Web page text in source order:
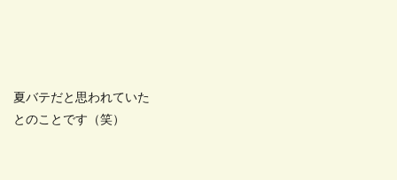
夏バテだと思われていた
とのことです（笑）